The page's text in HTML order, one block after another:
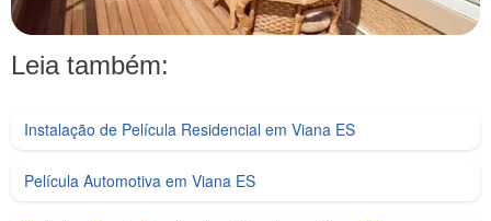
Leia também:
Instalação de Película Residencial em Viana ES
Película Automotiva em Viana ES